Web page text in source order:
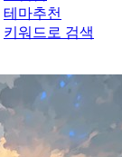
테마추천
키워드로 검색